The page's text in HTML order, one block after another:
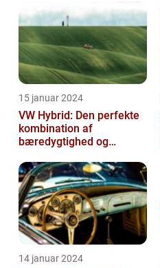
15 januar 2024
VW Hybrid: Den perfekte
kombination af
bæredygtighed og
14 januar 2024